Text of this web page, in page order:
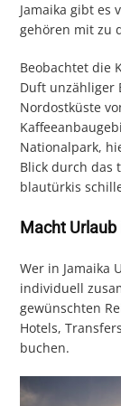
Jamaika gibt es
gehören mit zu
Beobachtet die
Duft unzähliger
Nordostküste
Nationalpark,
Blick durch das
blautürkis
Macht
Wer in Jamaika
individuell
gewünschten
Hotels,
buchen.